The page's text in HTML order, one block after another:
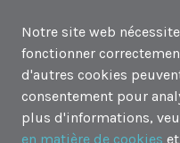
Notre site web
fonctionner
d'autres cookies
consentement pour
plus d'informations,
en matière de cookies